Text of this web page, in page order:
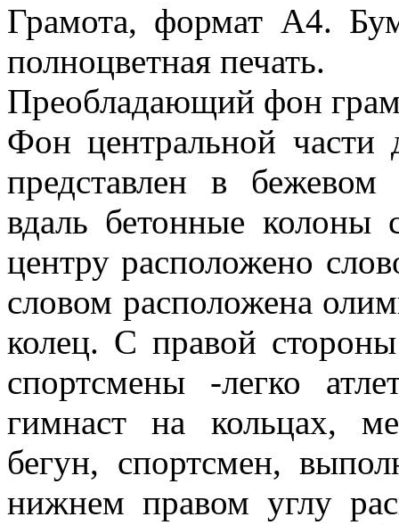
Грамота, формат А4.
полноцветная печать.
Преобладающий фон
Фон центральной части
представлен в
вдаль бетонные
центру расположено
словом расположена
колец. С правой
спортсмены -легко
гимнаст на кольцах,
бегун, спортсмен,
нижнем правом углу